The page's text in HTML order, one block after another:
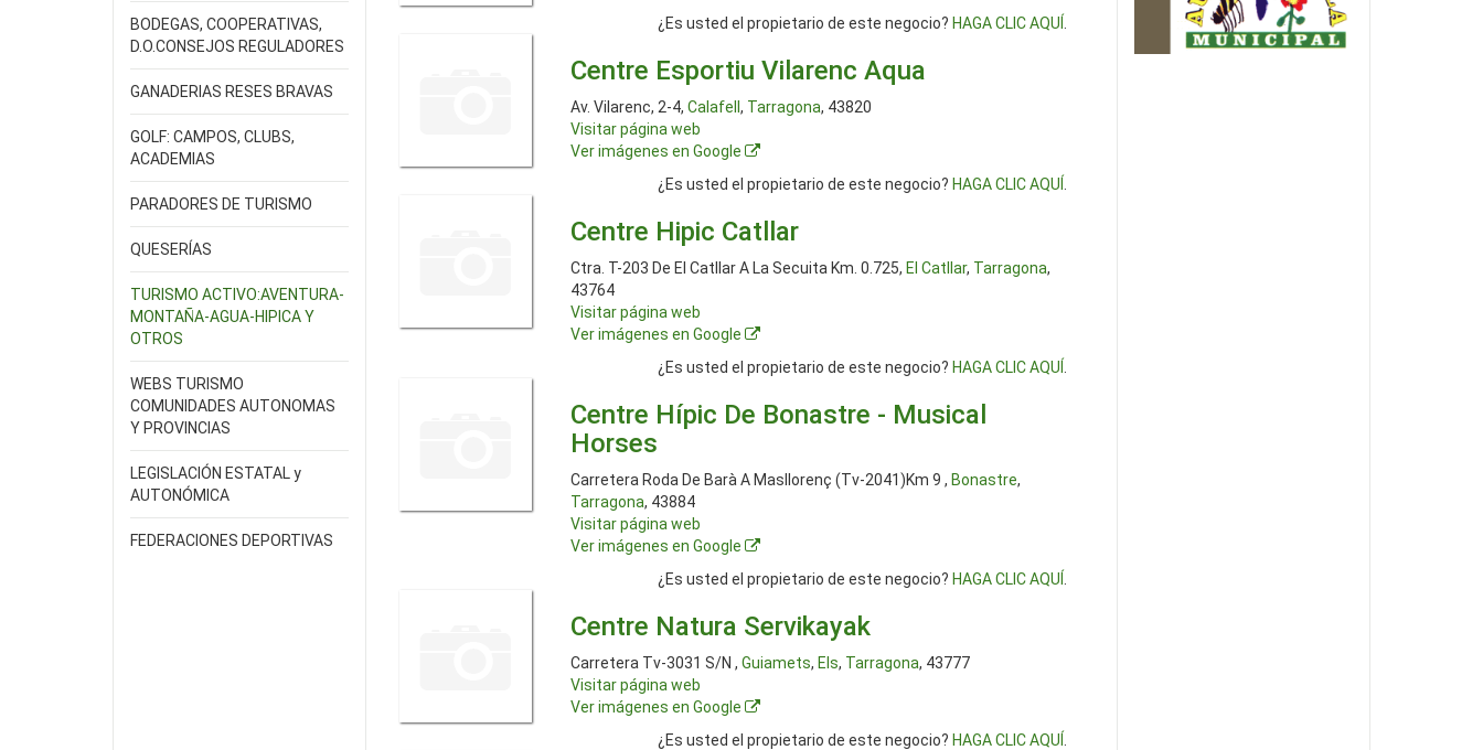
¿Es usted el propietario de este negocio? HAGA CLIC AQUÍ
Centre Esportiu Vilarenc Aqua
Av. Vilarenc, 2-4, Calafell , Tarragona, 43820
Visitar página web
Ver imágenes en Google
¿Es usted el propietario de este negocio? HAGA CLIC AQUÍ
Centre Hipic Catllar
Ctra. T-203 De El Catllar A La Secuita Km. 0.725, El Catllar, Tarragona,
43764
Visitar página web
Ver imágenes en Google
¿Es usted el propietario de este negocio? HAGA CLIC AQUÍ
Centre Hípic De Bonastre - Musical
Horses
Carretera Roda De Barà A Masllorenç (Tv-2041)Km 9 , Bonastre,
Tarragona, 43884
Visitar página web
Ver imágenes en Google
¿Es usted el propietario de este negocio? HAGA CLIC AQUÍ
Centre Natura Servikayak
Carretera Tv-3031 S/N , Guiamets, Els, Tarragona, 43777
Visitar página web
Ver imágenes en Google
¿Es usted el propietario de este negocio? HAGA CLIC AQUÍ
BODEGAS, COOPERATIVAS,
D.O.CONSEJOS REGULADORES
GANADERIAS RESES BRAVAS
GOLF: CAMPOS, CLUBS,
ACADEMIAS
PARADORES DE TURISMO
QUESERÍAS
TURISMO ACTIVO:AVENTURA-
MONTAÑA-AGUA-HIPICA Y
OTROS
WEBS TURISMO
COMUNIDADES AUTONOMAS
Y PROVINCIAS
LEGISLACIÓN ESTATAL y
AUTONÓMICA
FEDERACIONES DEPORTIVAS